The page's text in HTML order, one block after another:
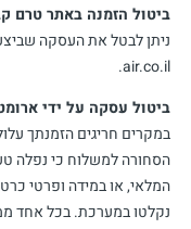
ביטול הזמנה באתר טרם
air.co.il.
ביטול עסקה על ידי
במקרים חריגים הזמנתך
הסחורה למשלוח כי נפלה
המלאי, או במידה ופרטי
נקלטו במערכת. בכל אחד